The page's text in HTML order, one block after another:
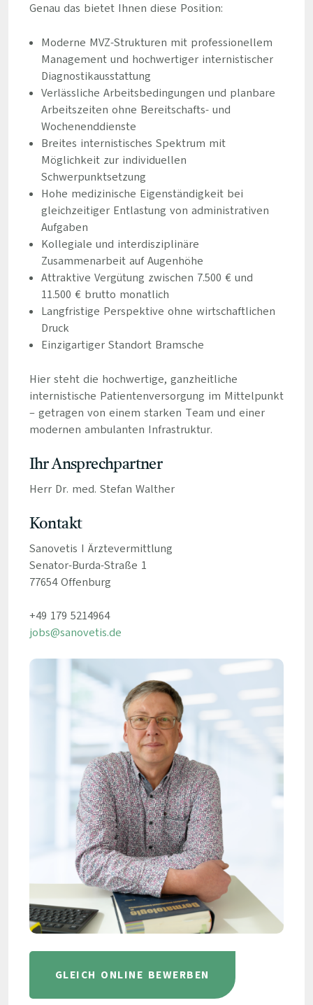
Genau das bietet Ihnen diese Position:
Moderne MVZ-Strukturen mit professionellem
Management und hochwertiger internistischer
Diagnostikausstattung
Verlässliche Arbeitsbedingungen und planbare
Arbeitszeiten ohne Bereitschafts- und
Wochenenddienste
Breites internistisches Spektrum mit
Möglichkeit zur individuellen
Schwerpunktsetzung
Hohe medizinische Eigenständigkeit bei
gleichzeitiger Entlastung von administrativen
Aufgaben
Kollegiale und interdisziplinäre
Zusammenarbeit auf Augenhöhe
Attraktive Vergütung zwischen 7.500 € und
11.500 € brutto monatlich
Langfristige Perspektive ohne wirtschaftlichen
Druck
Einzigartiger Standort Bramsche
Hier steht die hochwertige, ganzheitliche
internistische Patientenversorgung im Mittelpunkt
– getragen von einem starken Team und einer
modernen ambulanten Infrastruktur.
Ihr Ansprechpartner
Herr Dr. med. Stefan Walther
Kontakt
Sanovetis I Ärztevermittlung
Senator-Burda-Straße 1
77654 Offenburg
+49 179 5214964
jobs@sanovetis.de
GLEICH ONLINE BEWERBEN